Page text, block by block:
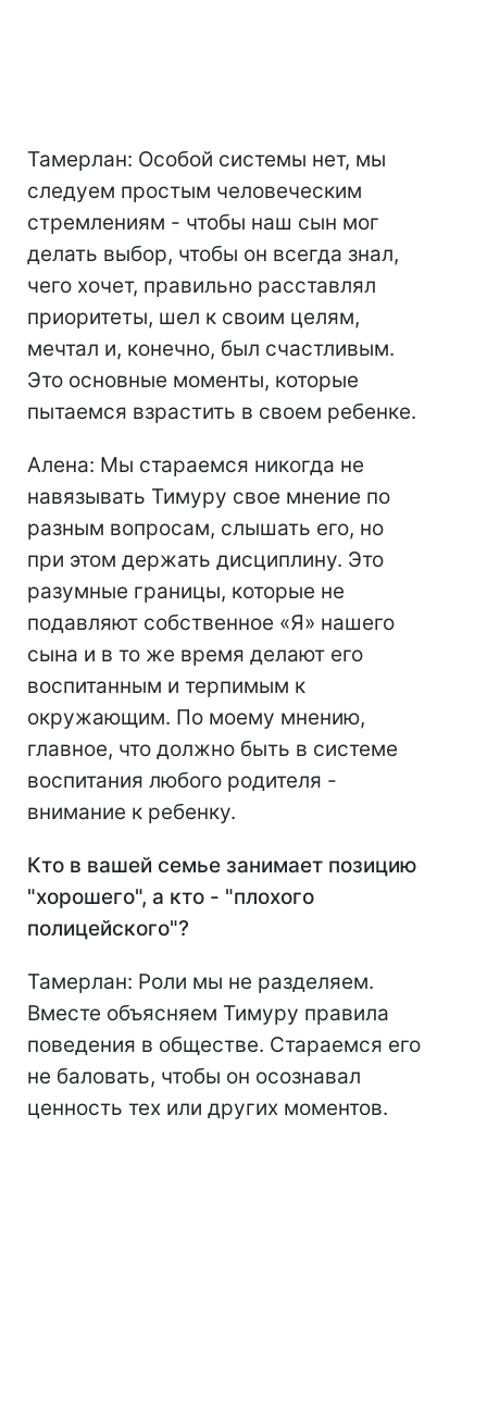
Тамерлан: Особой системы нет, мы
следуем простым человеческим
стремлениям - чтобы наш сын мог
делать выбор, чтобы он всегда знал,
чего хочет, правильно расставлял
приоритеты, шел к своим целям,
мечтал и, конечно, был счастливым.
Это основные моменты, которые
пытаемся взрастить в своем ребенке.
Алена: Мы стараемся никогда не
навязывать Тимуру свое мнение по
разным вопросам, слышать его, но
при этом держать дисциплину. Это
разумные границы, которые не
подавляют собственное «Я» нашего
сына и в то же время делают его
воспитанным и терпимым к
окружающим. По моему мнению,
главное, что должно быть в системе
воспитания любого родителя -
внимание к ребенку.
Кто в вашей семье занимает позицию
"хорошего", а кто - "плохого
полицейского"?
Тамерлан: Роли мы не разделяем.
Вместе объясняем Тимуру правила
поведения в обществе. Стараемся его
не баловать, чтобы он осознавал
ценность тех или других моментов.